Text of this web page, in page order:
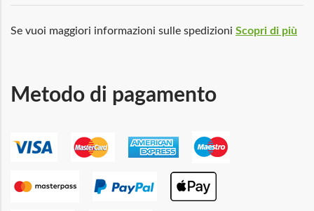
Se vuoi maggiori informazioni sulle spedizioni Scopri di più
Metodo di pagamento